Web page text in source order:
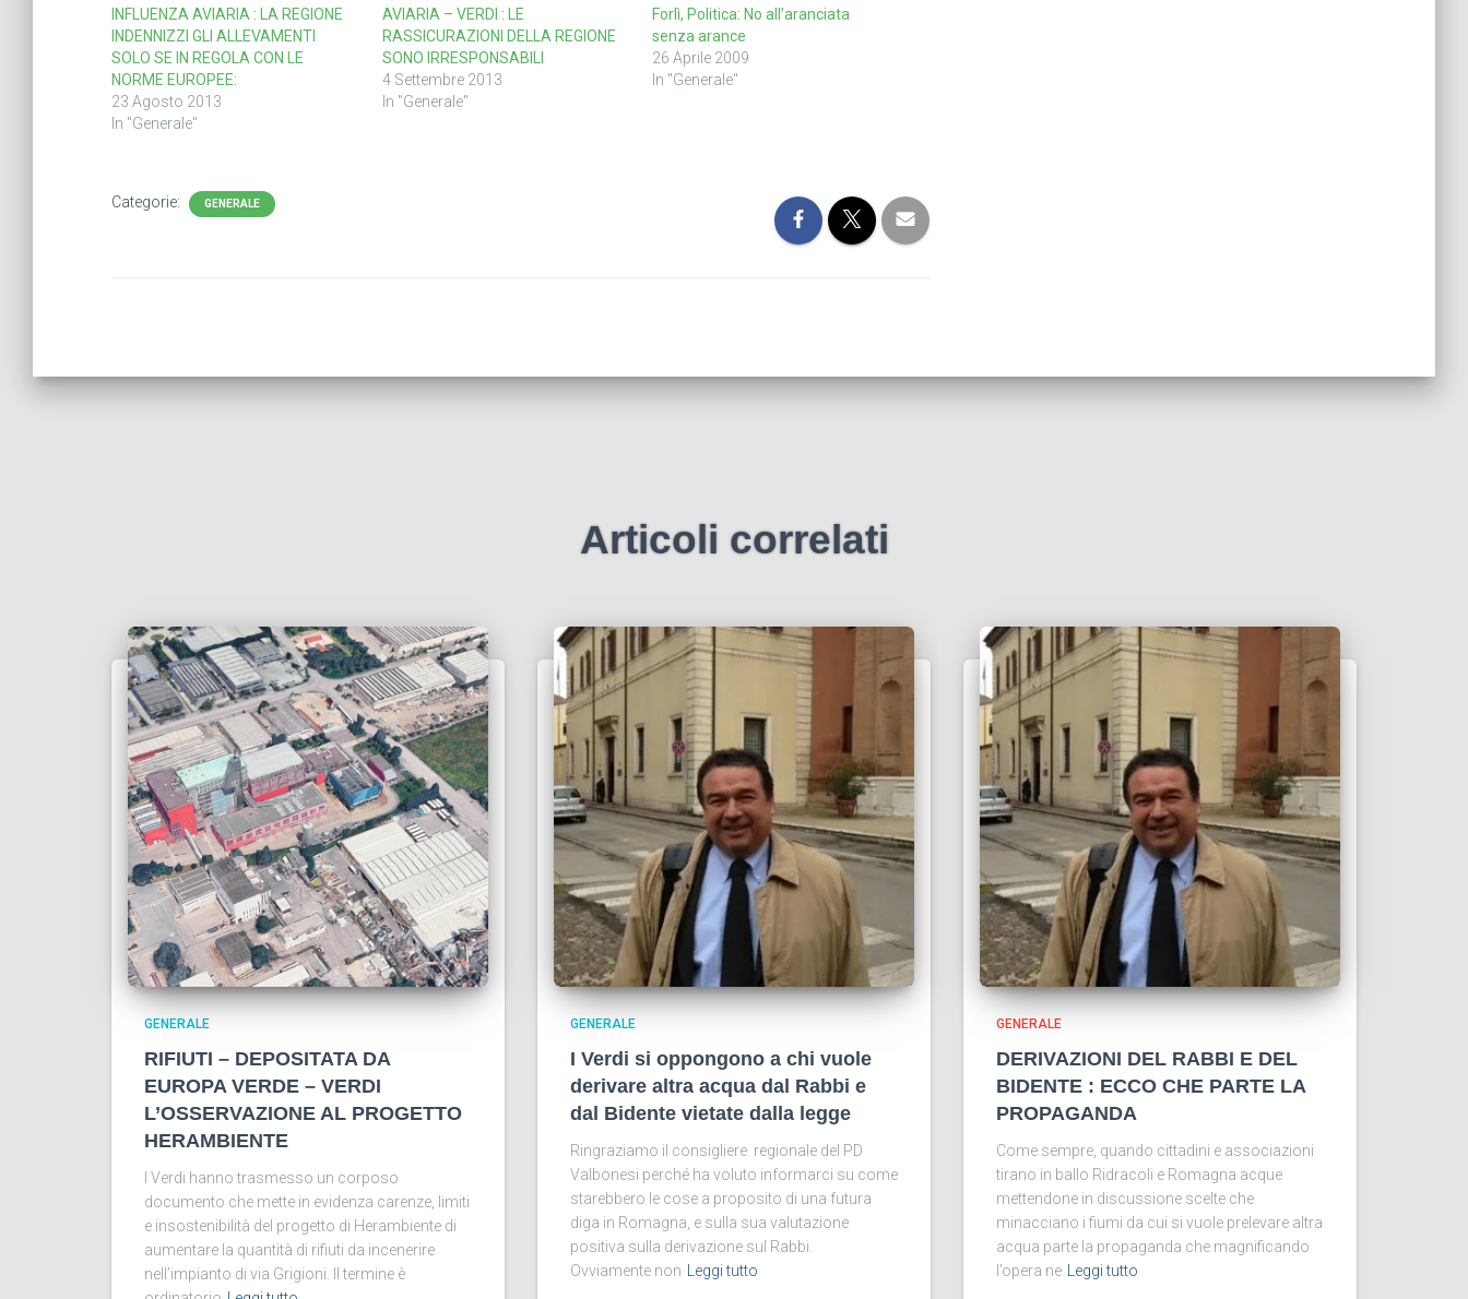
INFLUENZA AVIARIA : LA REGIONE
INDENNIZZI GLI ALLEVAMENTI
SOLO SE IN REGOLA CON LE
NORME EUROPEE:
23 Agosto 2013
In "Generale"
AVIARIA – VERDI : LE
RASSICURAZIONI DELLA REGIONE
SONO IRRESPONSABILI
4 Settembre 2013
In "Generale"
Forlì, Politica: No all’aranciata
senza arance
26 Aprile 2009
In "Generale"
Categorie: GENERALE
Articoli correlati
GENERALE
RIFIUTI – DEPOSITATA DA
EUROPA VERDE – VERDI
L’OSSERVAZIONE AL PROGETTO
HERAMBIENTE
I Verdi hanno trasmesso un corposo
documento che mette in evidenza carenze, limiti
e insostenibilità del progetto di Herambiente di
aumentare la quantità di rifiuti da incenerire
nell’impianto di via Grigioni. Il termine è
GENERALE
I Verdi si oppongono a chi vuole
derivare altra acqua dal Rabbi e
dal Bidente vietate dalla legge
Ringraziamo il consigliere regionale del PD
Valbonesi perché ha voluto informarci su come
starebbero le cose a proposito di una futura
diga in Romagna, e sulla sua valutazione
positiva sulla derivazione sul Rabbi.
Ovviamente non
Leggi tutto
GENERALE
DERIVAZIONI DEL RABBI E DEL
BIDENTE : ECCO CHE PARTE LA
PROPAGANDA
Come sempre, quando cittadini e associazioni
tirano in ballo Ridracoli e Romagna acque
mettendone in discussione scelte che
minacciano i fiumi da cui si vuole prelevare altra
acqua parte la propaganda che magnificando
l’opera ne
Leggi tutto